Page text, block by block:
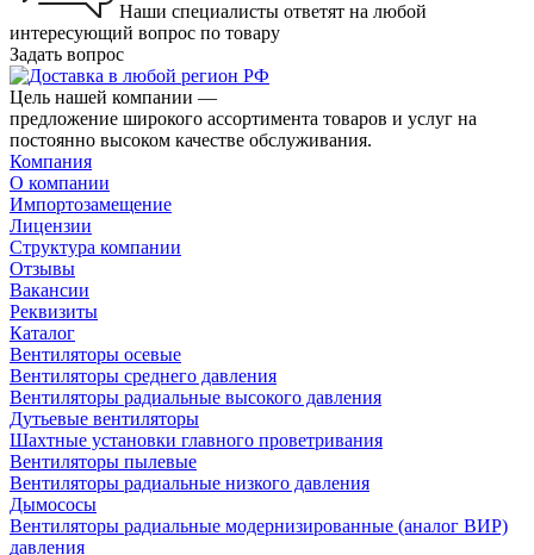
Наши специалисты ответят на любой
интересующий вопрос по товару
Задать вопрос
Цель нашей компании —
предложение широкого ассортимента товаров и услуг на
постоянно высоком качестве обслуживания.
Компания
О компании
Импортозамещение
Лицензии
Структура компании
Отзывы
Вакансии
Реквизиты
Каталог
Вентиляторы осевые
Вентиляторы среднего давления
Вентиляторы радиальные высокого давления
Дутьевые вентиляторы
Шахтные установки главного проветривания
Вентиляторы пылевые
Вентиляторы радиальные низкого давления
Дымососы
Вентиляторы радиальные модернизированные (аналог ВИР)
давления